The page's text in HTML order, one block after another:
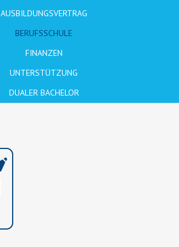
AUSBILDUNGSVERTRAG
BERUFSSCHULE
FINANZEN
UNTERSTÜTZUNG
DUALER BACHELOR